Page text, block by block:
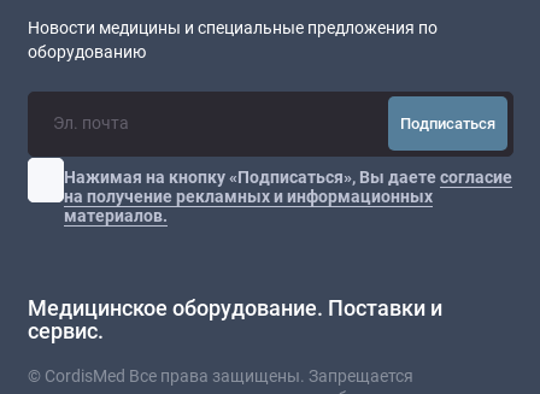
Новости медицины и специальные предложения по
оборудованию
Подписаться
Нажимая на кнопку «Подписаться», Вы даетесогласие
на получение рекламных и информационных
материалов.
Медицинское оборудование. Поставки и
сервис.
© CordisMed Все права защищены. Запрещается